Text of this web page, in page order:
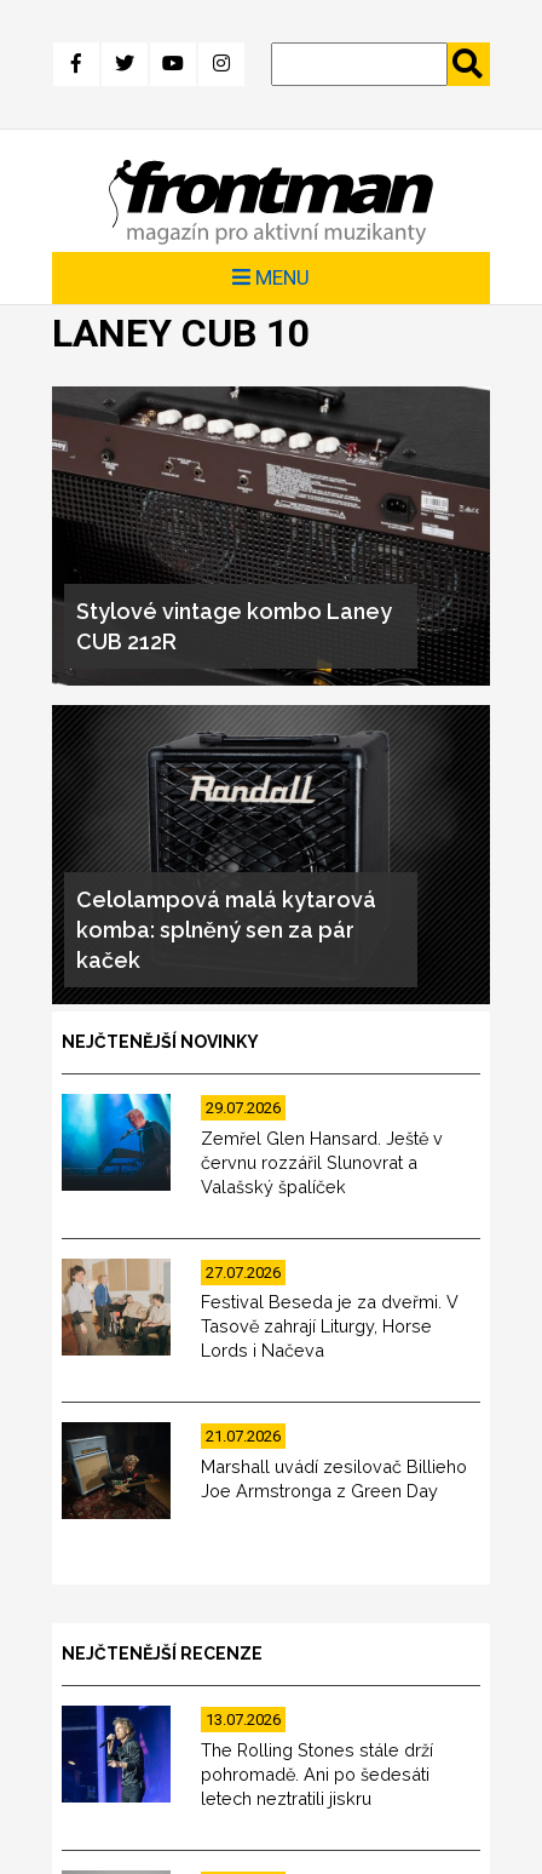
hlavnímu
MENU
LANEY CUB 10
Stylové vintage kombo Laney
CUB 212R
Celolampová malá kytarová
komba: splněný sen za pár
kaček
NEJČTENĚJŠÍ NOVINKY
29.07.2026
Zemřel Glen Hansard. Ještě v
červnu rozzářil Slunovrat a
Valašský špalíček
27.07.2026
Festival Beseda je za dveřmi. V
Tasově zahrají Liturgy, Horse
Lords i Načeva
21.07.2026
Marshall uvádí zesilovač Billieho
Joe Armstronga z Green Day
NEJČTENĚJŠÍ RECENZE
13.07.2026
The Rolling Stones stále drží
pohromadě. Ani po šedesáti
letech neztratili jiskru